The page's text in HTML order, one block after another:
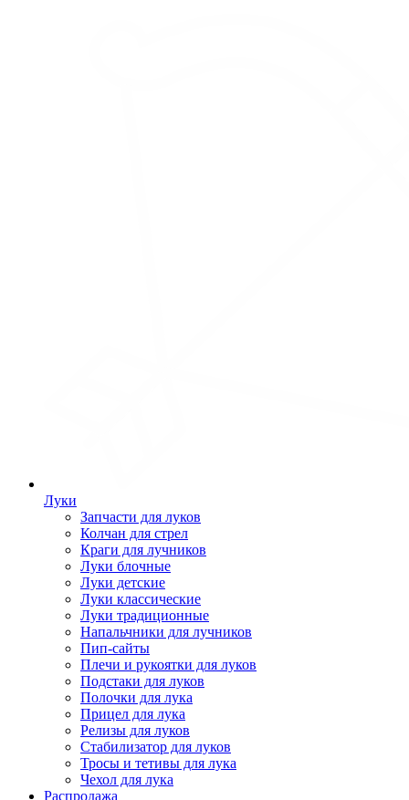
Луки
Запчасти для луков
Колчан для стрел
Краги для лучников
Луки блочные
Луки детские
Луки классические
Луки традиционные
Напальчники для лучников
Пип-сайты
Плечи и рукоятки для луков
Подстаки для луков
Полочки для лука
Прицел для лука
Релизы для луков
Стабилизатор для луков
Тросы и тетивы для лука
Чехол для лука
Распродажа